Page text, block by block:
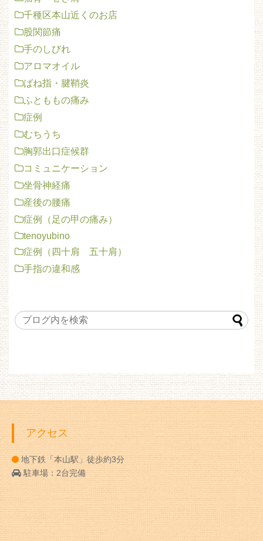
千種区本山近くのお店
股関節痛
手のしびれ
アロマオイル
ばね指・腱鞘炎
ふとももの痛み
症例
むちうち
胸郭出口症候群
コミュニケーション
坐骨神経痛
産後の腰痛
症例（足の甲の痛み）
tenoyubino
症例（四十肩 五十肩）
手指の違和感
アクセス
地下鉄「本山駅」徒歩約3分
駐車場：2台完備